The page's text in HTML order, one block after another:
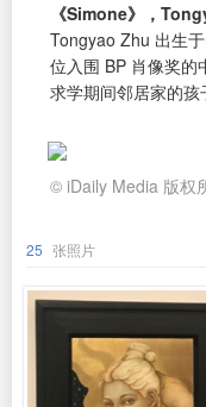
《Simone》，
Tongyao Zhu 出生
位入围 BP 肖像奖的
求学期间邻居家的孩
© iDaily Media 版权
25 张照片